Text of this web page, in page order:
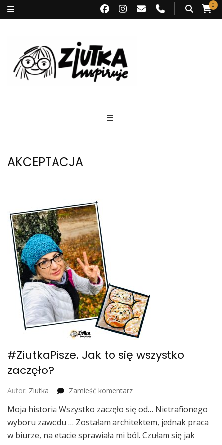
0
AKCEPTACJA
#ZiutkaPisze. Jak to się wszystko
zaczęło?
Autor: Ziutka Zamieść komentarzwe
#ZiutkaPisze.
Jak
to
się
Moja historia Wszystko zaczęło się od… Nietrafionego
wyboru zawodu … Zostałam architektem, jednak praca
w biurze, na etacie sprawiała mi ból. Czułam się jak